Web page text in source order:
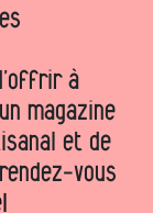
à
magazine
et de
vous